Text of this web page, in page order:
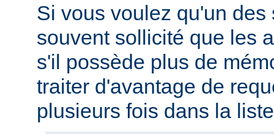
Si vous voulez qu'un
souvent sollicité que les
s'il possède plus de
traiter d'avantage de
plusieurs fois dans la